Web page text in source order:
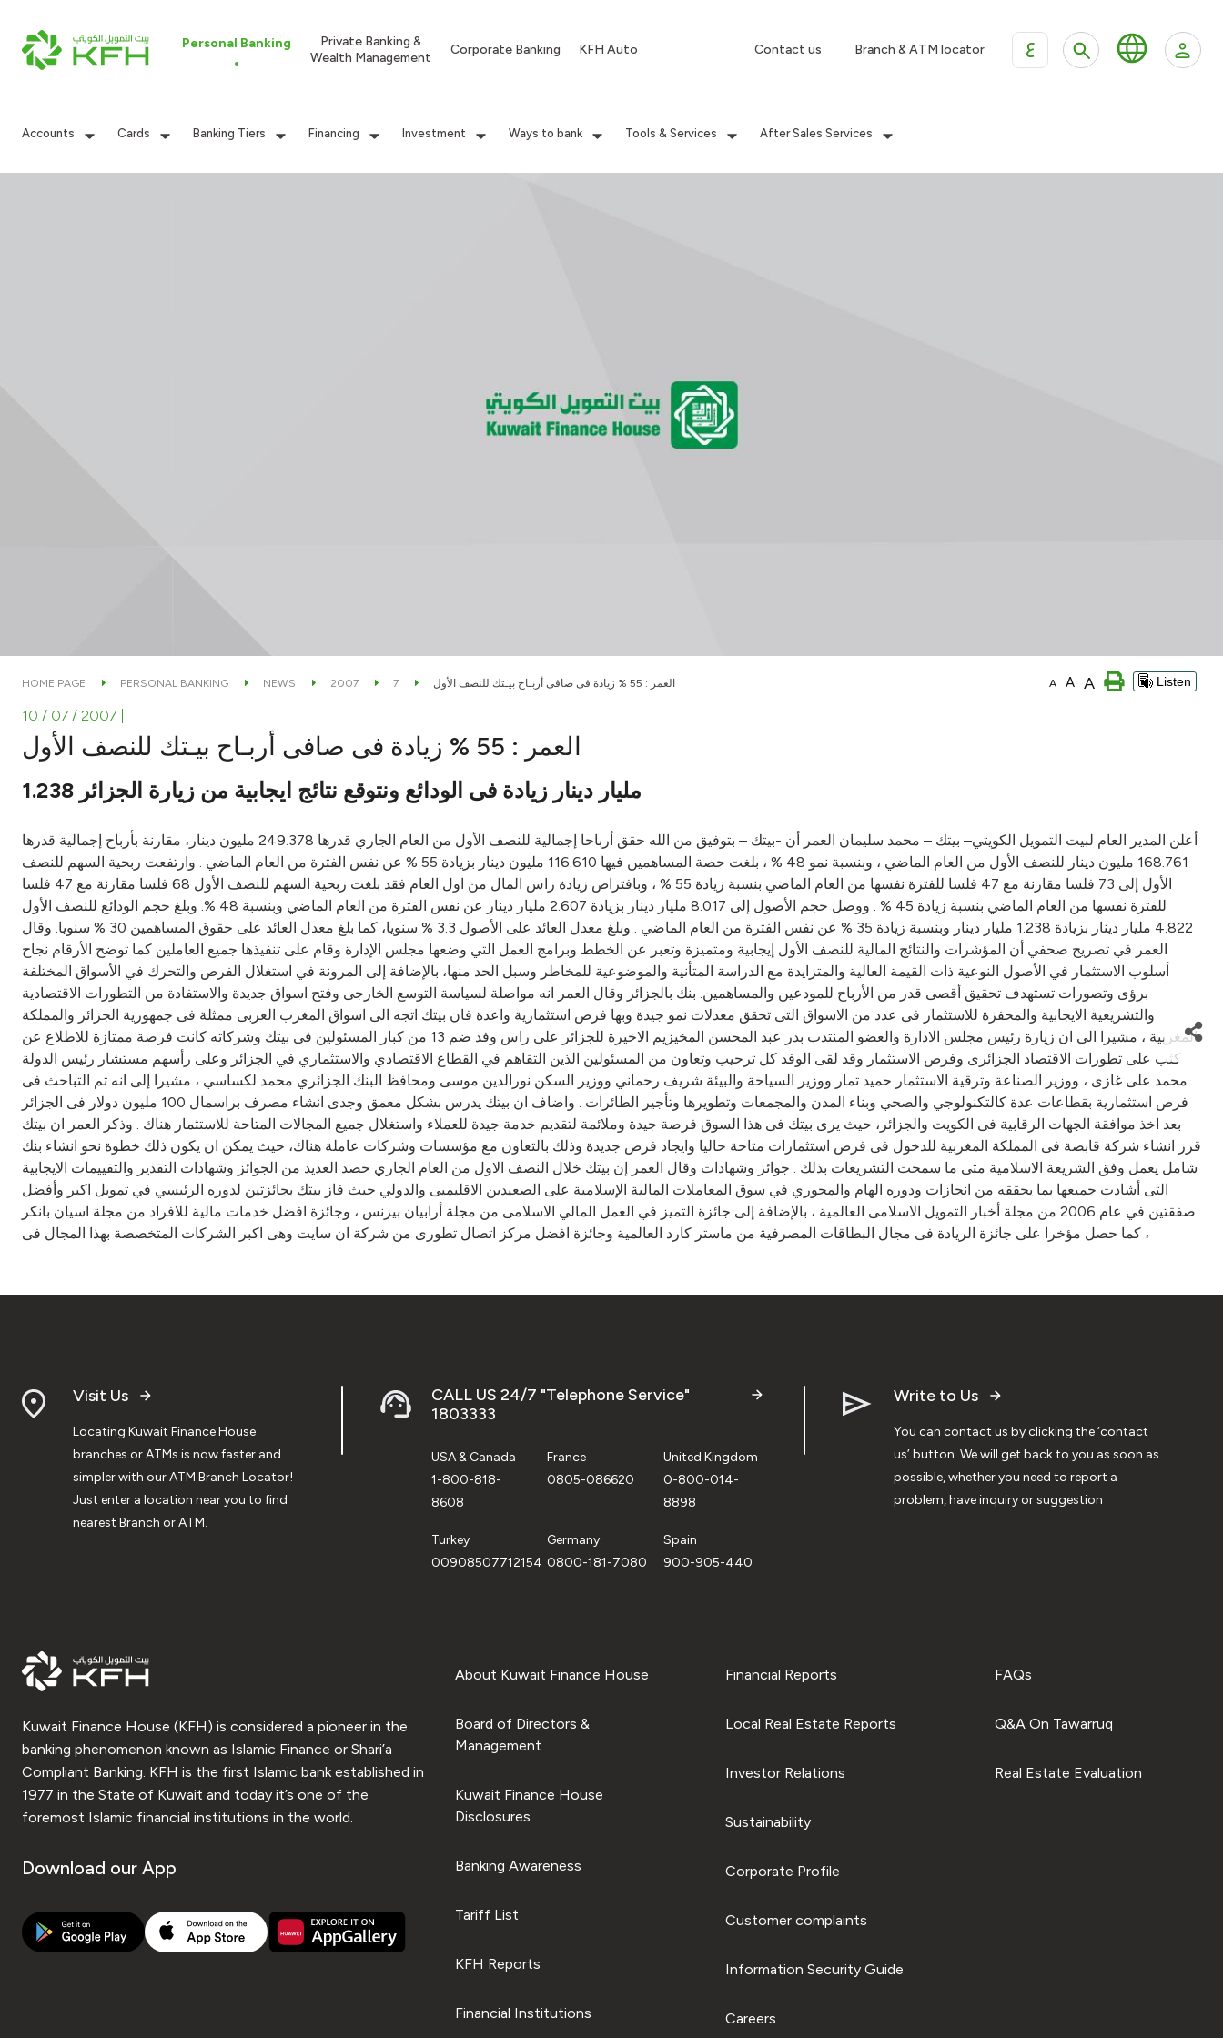
Personal Banking
Private Banking &
Wealth Management
Corporate Banking KFH Auto Contact us Branch & ATM locator ع
Accounts Cards Banking Tiers Financing Investment Ways to bank Tools & Services After Sales Services
HOME PAGE PERSONAL BANKING NEWS 2007 7 العمر : 55 % زيادة فى صافى أربـاح بيـتك للنصف الأول A A A Listen
10 / 07 / 2007
العمر : 55 % زيادة فى صافى أربـاح بيـتك للنصف الأول
1.238 مليار دينار زيادة فى الودائع ونتوقع نتائج ايجابية من زيارة الجزائر
أعلن المدير العام لبيت التمويل الكويتي– بيتك – محمد سليمان العمر أن -بيتك – بتوفيق من الله حقق أرباحا إجمالية للنصف الأول من العام الجاري قدرها 249.378 مليون دينار، مقارنة بأرباح إجمالية قدرها
168.761 مليون دينار للنصف الأول من العام الماضي ، وبنسبة نمو 48 % ، بلغت حصة المساهمين فيها 116.610 مليون دينار بزيادة 55 % عن نفس الفترة من العام الماضي . وارتفعت ربحية السهم للنصف
الأول إلى 73 فلسا مقارنة مع 47 فلسا للفترة نفسها من العام الماضي بنسبة زيادة 55 % ، وبافتراض زيادة راس المال من اول العام فقد بلغت ربحية السهم للنصف الأول 68 فلسا مقارنة مع 47 فلسا
للفترة نفسها من العام الماضي بنسبة زيادة 45 % . ووصل حجم الأصول إلى 8.017 مليار دينار بزيادة 2.607 مليار دينار عن نفس الفترة من العام الماضي وبنسبة 48 %. وبلغ حجم الودائع للنصف الأول
4.822 مليار دينار بزيادة 1.238 مليار دينار وبنسبة زيادة 35 % عن نفس الفترة من العام الماضي . وبلغ معدل العائد على الأصول 3.3 % سنويا، كما بلغ معدل العائد على حقوق المساهمين 30 % سنويا. وقال
العمر في تصريح صحفي أن المؤشرات والنتائج المالية للنصف الأول إيجابية ومتميزة وتعبر عن الخطط وبرامج العمل التي وضعها مجلس الإدارة وقام على تنفيذها جميع العاملين كما توضح الأرقام نجاح
أسلوب الاستثمار في الأصول النوعية ذات القيمة العالية والمتزايدة مع الدراسة المتأنية والموضوعية للمخاطر وسبل الحد منها، بالإضافة إلى المرونة في استغلال الفرص والتحرك في الأسواق المختلفة
برؤى وتصورات تستهدف تحقيق أقصى قدر من الأرباح للمودعين والمساهمين. بنك بالجزائر وقال العمر انه مواصلة لسياسة التوسع الخارجى وفتح اسواق جديدة والاستفادة من التطورات الاقتصادية
والتشريعية الايجابية والمحفزة للاستثمار فى عدد من الاسواق التى تحقق معدلات نمو جيدة وبها فرص استثمارية واعدة فان بيتك اتجه الى اسواق المغرب العربى ممثلة فى جمهورية الجزائر والمملكة
المغربية ، مشيرا الى ان زيارة رئيس مجلس الادارة والعضو المنتدب بدر عبد المحسن المخيزيم الاخيرة للجزائر على راس وفد ضم 13 من كبار المسئولين فى بيتك وشركاته كانت فرصة ممتازة للاطلاع عن
كثب على تطورات الاقتصاد الجزائرى وفرص الاستثمار وقد لقى الوفد كل ترحيب وتعاون من المسئولين الذين التقاهم في القطاع الاقتصادي والاستثماري في الجزائر وعلى رأسهم مستشار رئيس الدولة
محمد على غازى ، ووزير الصناعة وترقية الاستثمار حميد تمار ووزير السياحة والبيئة شريف رحماني ووزير السكن نورالدين موسى ومحافظ البنك الجزائري محمد لكساسي ، مشيرا إلى انه تم التباحث فى
فرص استثمارية بقطاعات عدة كالتكنولوجي والصحي وبناء المدن والمجمعات وتطويرها وتأجير الطائرات . واضاف ان بيتك يدرس بشكل معمق وجدى انشاء مصرف براسمال 100 مليون دولار فى الجزائر
بعد اخذ موافقة الجهات الرقابية فى الكويت والجزائر، حيث يرى بيتك فى هذا السوق فرصة جيدة وملائمة لتقديم خدمة جيدة للعملاء واستغلال جميع المجالات المتاحة للاستثمار هناك . وذكر العمر ان بيتك
قرر انشاء شركة قابضة فى المملكة المغربية للدخول فى فرص استثمارات متاحة حاليا وايجاد فرص جديدة وذلك بالتعاون مع مؤسسات وشركات عاملة هناك، حيث يمكن ان يكون ذلك خطوة نحو انشاء بنك
شامل يعمل وفق الشريعة الاسلامية متى ما سمحت التشريعات بذلك . جوائز وشهادات وقال العمر إن بيتك خلال النصف الاول من العام الجاري حصد العديد من الجوائز وشهادات التقدير والتقييمات الايجابية
التى أشادت جميعها بما يحققه من انجازات ودوره الهام والمحوري في سوق المعاملات المالية الإسلامية على الصعيدين الاقليميى والدولي حيث فاز بيتك بجائزتين لدوره الرئيسي في تمويل اكبر وأفضل
صفقتين في عام 2006 من مجلة أخبار التمويل الاسلامى العالمية ، بالإضافة إلى جائزة التميز في العمل المالي الاسلامى من مجلة أرابيان بيزنس ، وجائزة افضل خدمات مالية للافراد من مجلة اسيان بانكر
، كما حصل مؤخرا على جائزة الريادة فى مجال البطاقات المصرفية من ماستر كارد العالمية وجائزة افضل مركز اتصال تطورى من شركة ان سايت وهى اكبر الشركات المتخصصة بهذا المجال فى
Visit Us
Locating Kuwait Finance House
branches or ATMs is now faster and
simpler with our ATM Branch Locator!
Just enter a location near you to find
nearest Branch or ATM.
CALL US 24/7 "Telephone Service"
1803333
USA & Canada
1-800-818-
8608
France
0805-086620
United Kingdom
0-800-014-
8898
Turkey
00908507712154
Germany
0800-181-7080
Spain
900-905-440
Write to Us
You can contact us by clicking the ‘contact
us’ button. We will get back to you as soon as
possible, whether you need to report a
problem, have inquiry or suggestion
Kuwait Finance House (KFH) is considered a pioneer in the
banking phenomenon known as Islamic Finance or Shari’a
Compliant Banking. KFH is the first Islamic bank established in
1977 in the State of Kuwait and today it’s one of the
foremost Islamic financial institutions in the world.
Download our App
About Kuwait Finance House
Board of Directors &
Management
Kuwait Finance House
Disclosures
Banking Awareness
Tariff List
KFH Reports
Financial Institutions
Financial Reports
Local Real Estate Reports
Investor Relations
Sustainability
Corporate Profile
Customer complaints
Information Security Guide
Careers
FAQs
Q&A On Tawarruq
Real Estate Evaluation